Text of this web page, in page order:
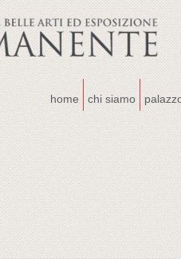
home chi siamo